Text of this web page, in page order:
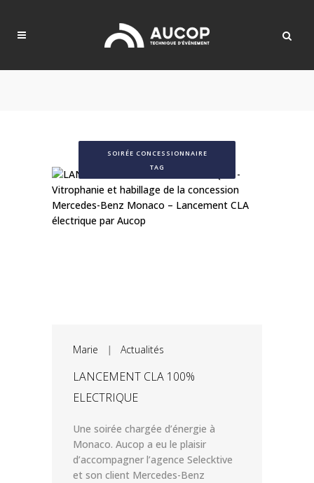
SOIRÉE CONCESSIONNAIRE
TAG
Marie | Actualités
LANCEMENT CLA 100%
ELECTRIQUE
Une soirée chargée d’énergie à
Monaco. Aucop a eu le plaisir
d’accompagner l’agence Selecktive
et son client Mercedes-Benz